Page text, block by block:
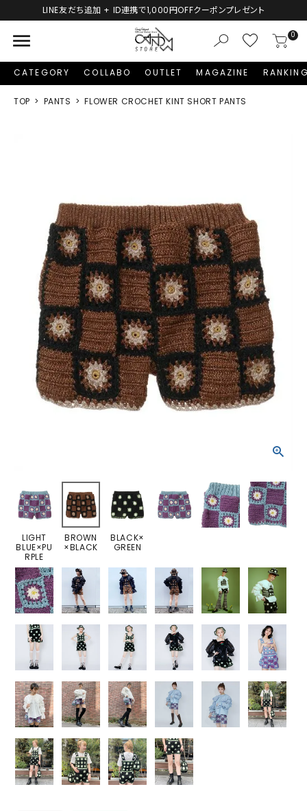
ンプレゼント 新規会員登録で1,000円分のポイントプ
menu 0
CATEGORY COLLABO OUTLET MAGAZINE
TOP PANTS FLOWER CROCHET KINT SHORT PANTS
LIGHT
BLUE×PU
RPLE
BROWN
×BLACK
BLACK×
GREEN